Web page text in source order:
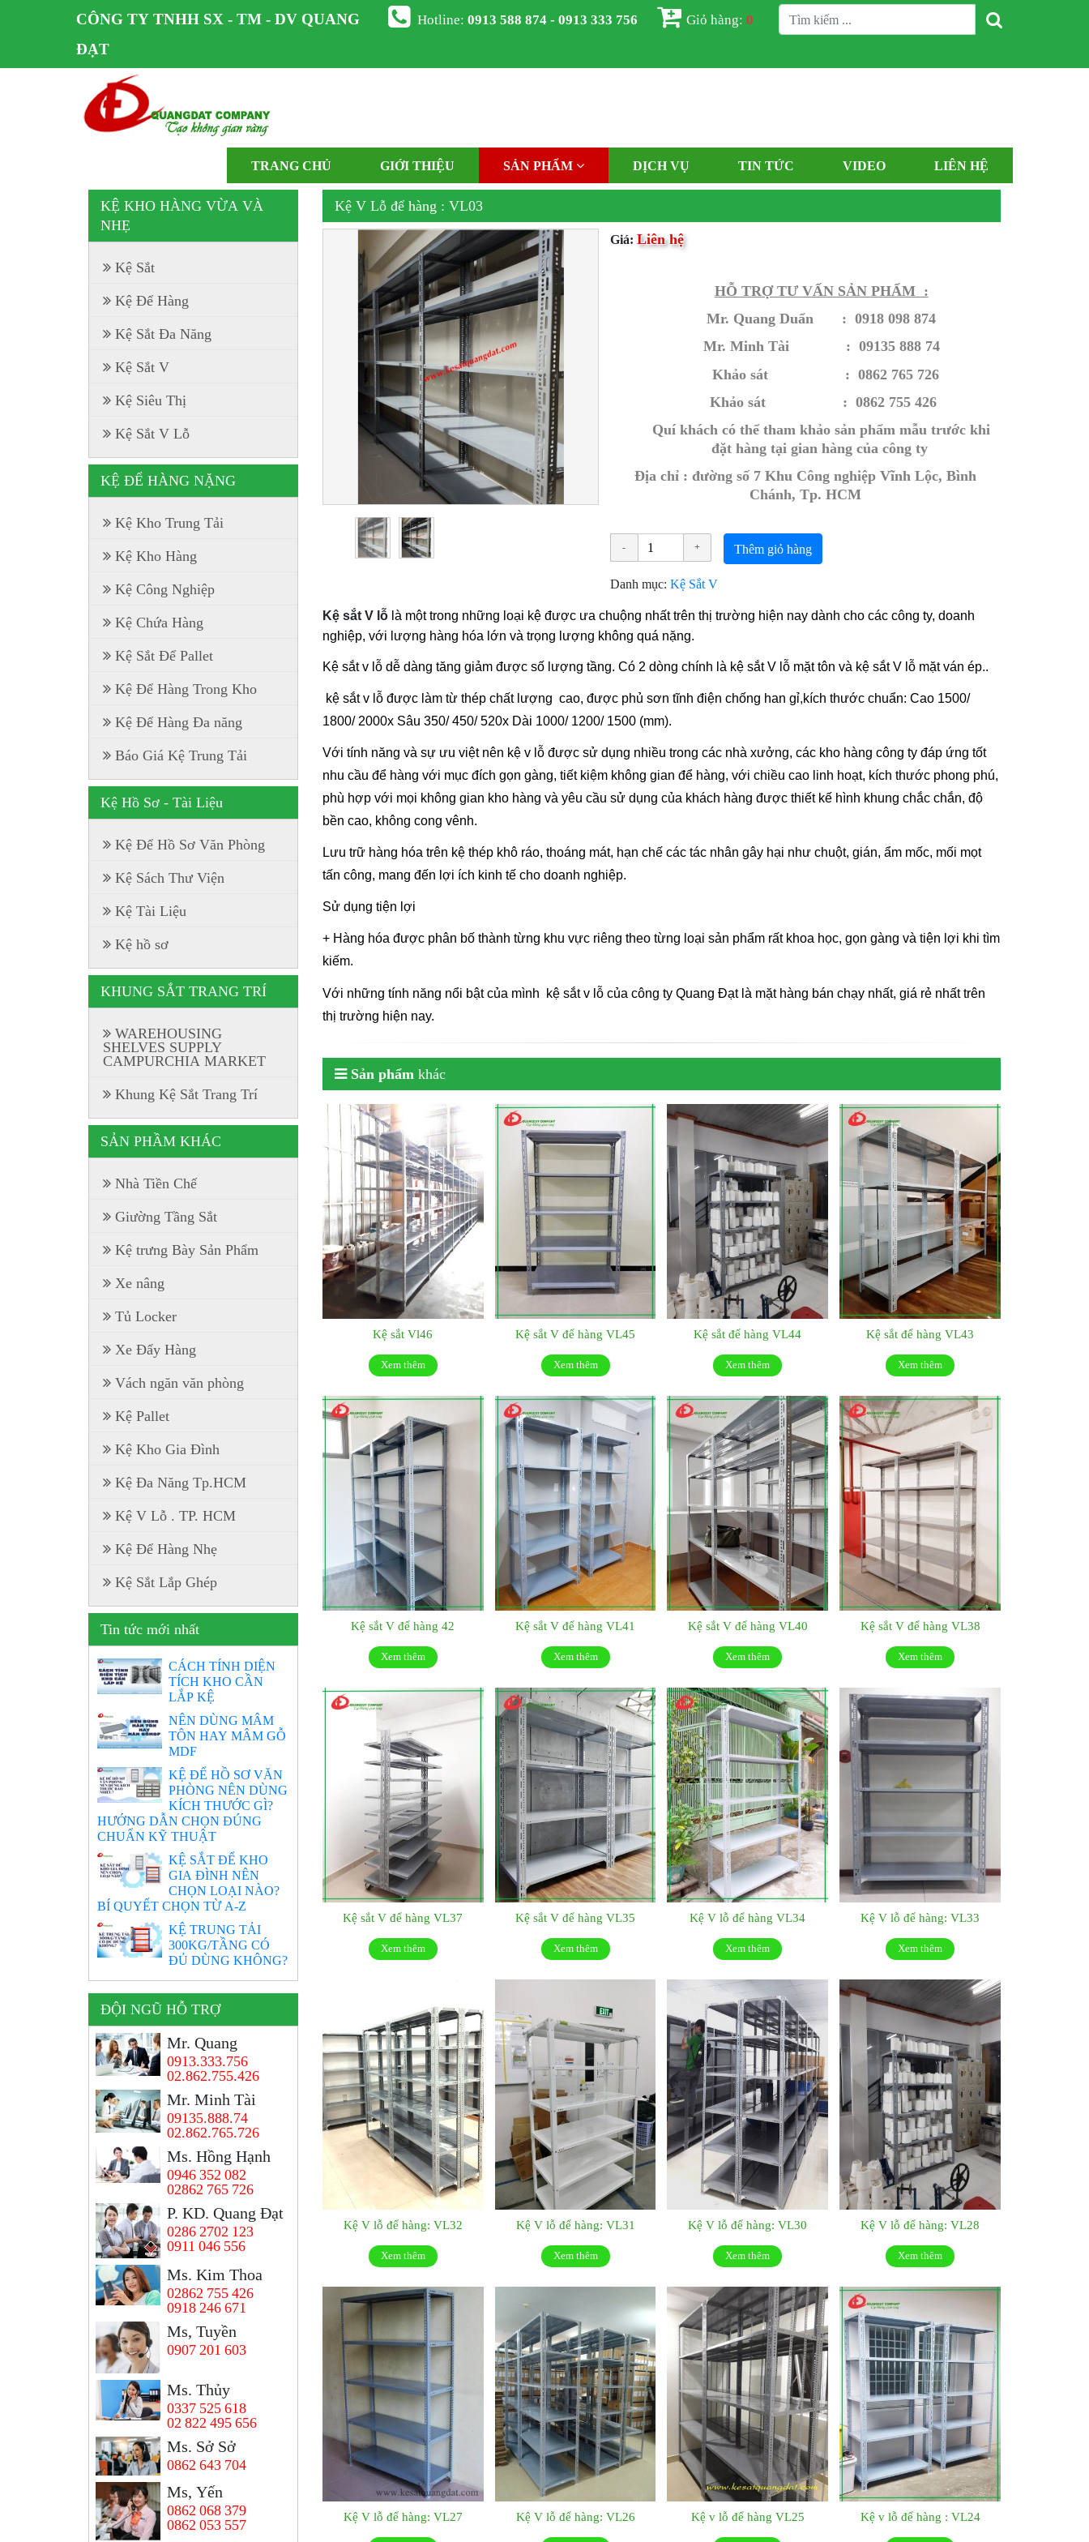
CÔNG TY TNHH SX - TM - DV QUANG
ĐẠT
Hotline:0913 588 874 - 0913 333 756 Giỏ hàng:0
TRANG CHỦ GIỚI THIỆU SẢN PHẨM DỊCH VỤ TIN TỨC VIDEO LIÊN HỆ
Kệ V Lỗ để hàng : VL03
Giá: Liên hệ
HỖ​ TRỢ TƯ VẤN SẢN PHẨM :
Mr. Quang Duẩn : 0918 098 874
Mr. Minh Tài : 09135 888 74
Khảo sát : 0862 765 726
Khảo sát
: 0862 755 426
Quí khách có thể tham khảo sản phẩm mẫu trước khi
đặt hàng tại gian hàng của công ty
Địa chỉ : đường số 7 Khu Công nghiệp Vĩnh Lộc, Bình
Chánh, Tp. HCM
Thêm giỏ hàng
Danh mục: Kệ Sắt V
Kệ sắt V lỗ là một trong những loại kệ được ưa chuộng nhất trên thị trường hiện nay dành cho các công ty, doanh
nghiệp, với lượng hàng hóa lớn và trọng lượng không quá nặng.
Kệ sắt v lỗ dễ dàng tăng giảm được số lượng tầng. Có 2 dòng chính là kệ sắt V lỗ mặt tôn và kệ sắt V lỗ mặt ván ép..
kệ sắt v lỗ được làm từ thép chất lượng cao, được phủ sơn tĩnh điện chống han gỉ,kích thước chuẩn: Cao 1500/
1800/ 2000x Sâu 350/ 450/ 520x Dài 1000/ 1200/ 1500 (mm).
Với tính năng và sự ưu việt nên kệ v lỗ được sử dụng nhiều trong các nhà xưởng, các kho hàng công ty đáp ứng tốt
nhu cầu để hàng với mục đích gọn gàng, tiết kiệm không gian để hàng, với chiều cao linh hoạt, kích thước phong phú,
phù hợp với mọi không gian kho hàng và yêu cầu sử dụng của khách hàng được thiết kế hình khung chắc chắn, độ
bền cao, không cong vênh.
Lưu trữ hàng hóa trên kệ thép khô ráo, thoáng mát, hạn chế các tác nhân gây hại như chuột, gián, ẩm mốc, mối mọt
tấn công, mang đến lợi ích kinh tế cho doanh nghiệp.
Sử dụng tiện lợi
+ Hàng hóa được phân bố thành từng khu vực riêng theo từng loại sản phẩm rất khoa học, gọn gàng và tiện lợi khi tìm
kiếm.
Với những tính năng nổi bật của mình kệ sắt v lỗ của công ty Quang Đạt là mặt hàng bán chạy nhất, giá rẻ nhất trên
thị trường hiện nay.
Sản phẩm khác
Kệ sắt Vl46
Xem thêm
Kệ sắt V để hàng VL45
Xem thêm
Kệ sắt để hàng VL44
Xem thêm
Kệ sắt để hàng VL43
Xem thêm
Kệ sắt V để hàng 42
Xem thêm
Kệ sắt V để hàng VL41
Xem thêm
Kệ sắt V để hàng VL40
Xem thêm
Kệ sắt V để hàng VL38
Xem thêm
Kệ sắt V để hàng VL37
Xem thêm
Kệ sắt V để hàng VL35
Xem thêm
Kệ V lỗ để hàng VL34
Xem thêm
Kệ V lỗ để hàng: VL33
Xem thêm
Kệ V lỗ để hàng: VL32
Xem thêm
Kệ V lỗ để hàng: VL31
Xem thêm
Kệ V lỗ để hàng: VL30
Xem thêm
Kệ V lỗ để hàng: VL28
Xem thêm
Kệ V lỗ để hàng: VL27 Kệ V lỗ để hàng: VL26 Kệ v lỗ để hàng VL25 Kệ v lỗ để hàng : VL24
KỆ KHO HÀNG VỪA VÀ
NHẸ
Kệ Sắt
Kệ Để Hàng
Kệ Sắt Đa Năng
Kệ Sắt V
Kệ Siêu Thị
Kệ Sắt V Lỗ
KỆ ĐỂ HÀNG NẶNG
Kệ Kho Trung Tải
Kệ Kho Hàng
Kệ Công Nghiệp
Kệ Chứa Hàng
Kệ Sắt Để Pallet
Kệ Để Hàng Trong Kho
Kệ Để Hàng Đa năng
Báo Giá Kệ Trung Tải
Kệ Hồ Sơ - Tài Liệu
Kệ Để Hồ Sơ Văn Phòng
Kệ Sách Thư Viện
Kệ Tài Liệu
Kệ hồ sơ
KHUNG SẮT TRANG TRÍ
WAREHOUSING
SHELVES SUPPLY
CAMPURCHIA MARKET
Khung Kệ Sắt Trang Trí
SẢN PHẦM KHÁC
Nhà Tiền Chế
Giường Tầng Sắt
Kệ trưng Bày Sản Phẩm
Xe nâng
Tủ Locker
Xe Đẩy Hàng
Vách ngăn văn phòng
Kệ Pallet
Kệ Kho Gia Đình
Kệ Đa Năng Tp.HCM
Kệ V Lỗ . TP. HCM
Kệ Để Hàng Nhẹ
Kệ Sắt Lắp Ghép
Tin tức mới nhất
CÁCH TÍNH DIỆN
TÍCH KHO CẦN
LẮP KỆ
NÊN DÙNG MÂM
TÔN HAY MÂM GỖ
MDF
KỆ ĐỂ HỒ SƠ VĂN
PHÒNG NÊN DÙNG
KÍCH THƯỚC GÌ?
HƯỚNG DẪN CHỌN ĐÚNG
CHUẨN KỸ THUẬT
KỆ SẮT ĐỂ KHO
GIA ĐÌNH NÊN
CHỌN LOẠI NÀO?
BÍ QUYẾT CHỌN TỪ A-Z
KỆ TRUNG TẢI
300KG/TẦNG CÓ
ĐỦ DÙNG KHÔNG?
ĐỘI NGŨ HỖ TRỢ
Mr. Quang
0913.333.756
02.862.755.426
Mr. Minh Tài
09135.888.74
02.862.765.726
Ms. Hồng Hạnh
0946 352 082
02862 765 726
P. KD. Quang Đạt
0286 2702 123
0911 046 556
Ms. Kim Thoa
02862 755 426
0918 246 671
Ms, Tuyền
0907 201 603
Ms. Thủy
0337 525 618
02 822 495 656
Ms. Sở Sở
0862 643 704
Ms, Yến
0862 068 379
0862 053 557